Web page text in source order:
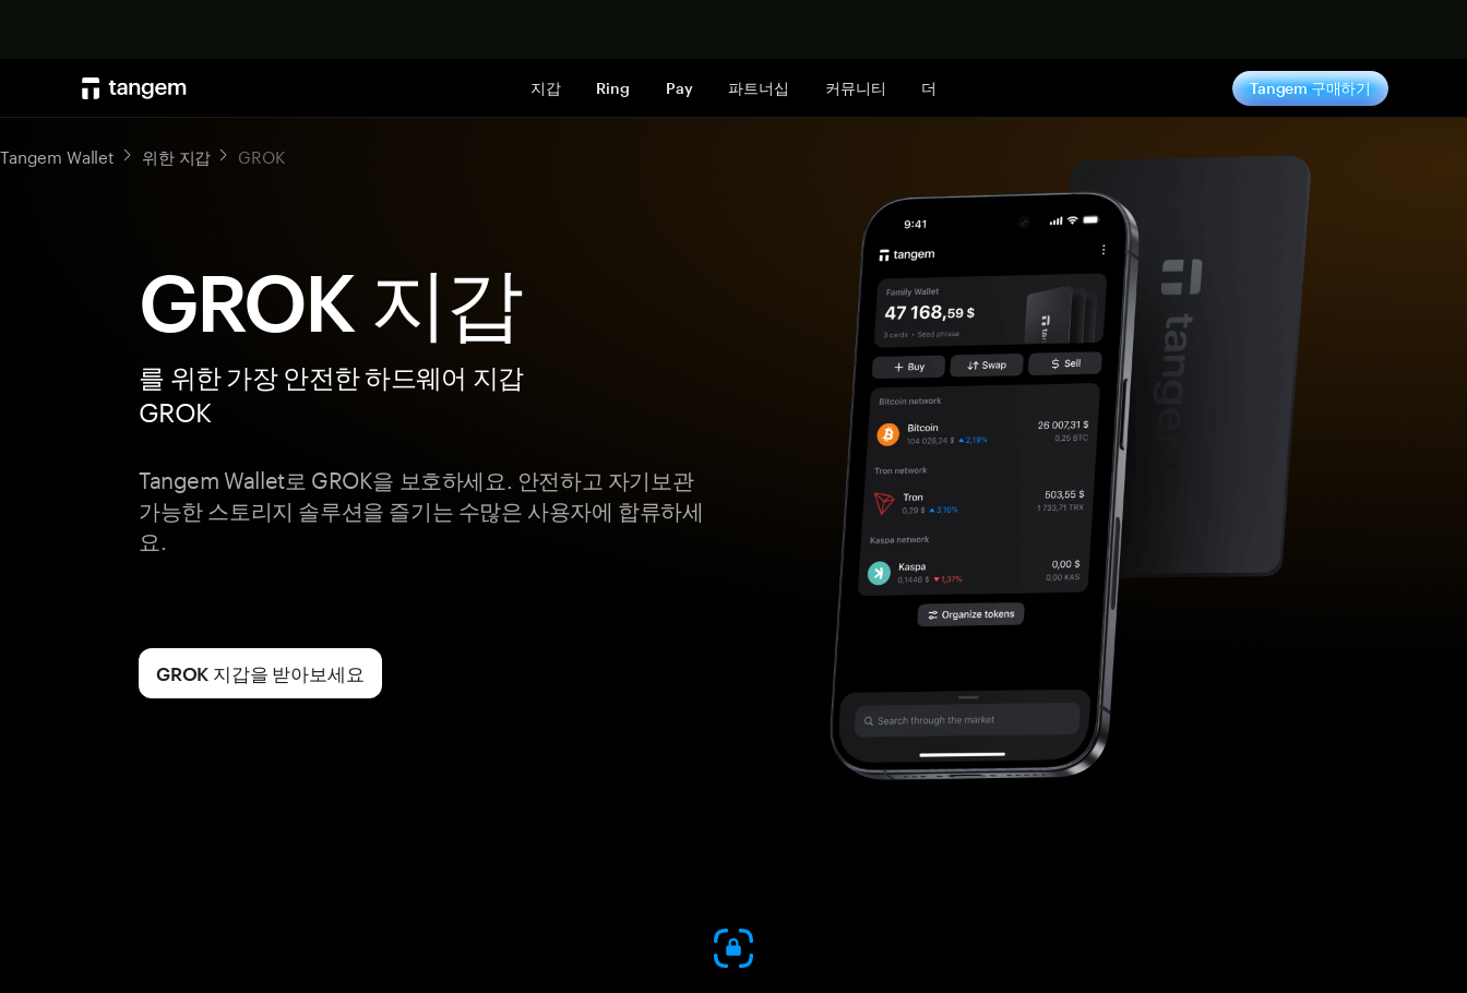
지갑 Ring Pay 파트너십 커뮤니티 더 Tangem 구매하기
Tangem Wallet 위한 지갑 GROK
GROK 지갑
를 위한 가장 안전한 하드웨어 지갑
GROK
Tangem Wallet로 GROK을 보호하세요. 안전하고 자기보관
가능한 스토리지 솔루션을 즐기는 수많은 사용자에 합류하세
요.
GROK 지갑을 받아보세요